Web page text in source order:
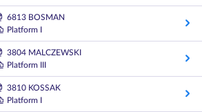
6813 BOSMAN
Platform I
3804 MALCZEWSKI
Platform III
3810 KOSSAK
Platform I